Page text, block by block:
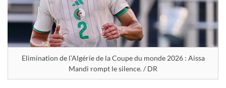
Elimination de l’Algérie de la Coupe du monde 2026 : Aissa
Mandi rompt le silence. / DR